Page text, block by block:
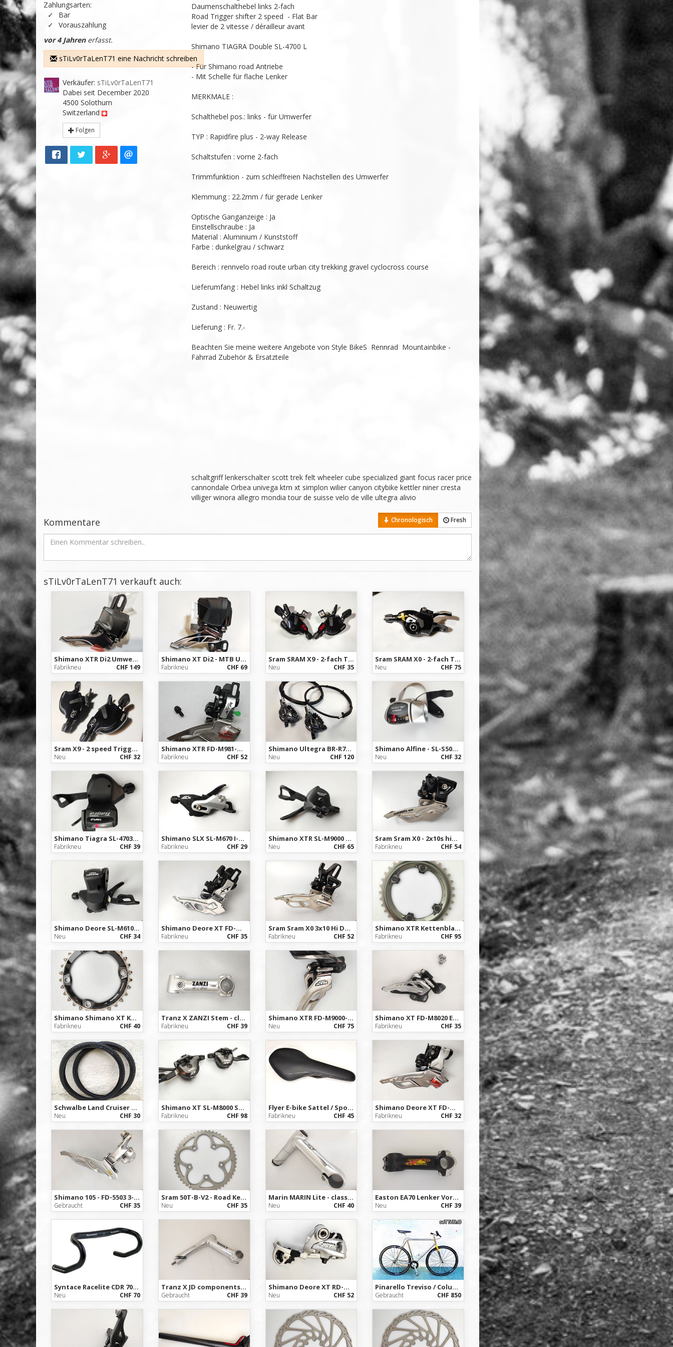
Daumenschalthebel links 2-fach
Road Trigger shifter 2 speed  - Flat Bar
levier de 2 vitesse / dérailleur avant
Shimano TIAGRA Double SL-4700 L
- Für Shimano road Antriebe
- Mit Schelle für flache Lenker
MERKMALE :
Schalthebel pos.: links - für Umwerfer
TYP : Rapidfire plus - 2-way Release
Schaltstufen : vorne 2-fach
Trimmfunktion - zum schleiffreien Nachstellen des Umwerfer
Klemmung : 22.2mm / für gerade Lenker
Optische Ganganzeige : Ja
Einstellschraube : Ja
Material : Aluminium / Kunststoff
Farbe : dunkelgrau / schwarz
Bereich : rennvelo road route urban city trekking gravel cyclocross course
Lieferumfang : Hebel links inkl Schaltzug
Zustand : Neuwertig
Lieferung : Fr. 7.-
Beachten Sie meine weitere Angebote von Style BikeS  Rennrad  Mountainbike -
Fahrrad Zubehör & Ersatzteile
schaltgriff lenkerschalter scott trek felt wheeler cube specialized giant focus racer price
cannondale Orbea univega ktm xt simplon wilier canyon citybike kettler niner cresta
villiger winora allegro mondia tour de suisse velo de ville ultegra alivio
Zahlungsarten:
Bar
Vorauszahlung
vor 4 Jahrenerfasst.
sTiLv0rTaLenT71 eine Nachricht schreiben
Verkäufer: sTiLv0rTaLenT71
Dabei seit December 2020
4500 Solothurn
Switzerland
Folgen
Kommentare Chronologisch Fresh
sTiLv0rTaLenT71 verkauft auch:
Shimano XTR Di2 Umwerfer FD-M9070 - 2x11-fach - NEU
Fabrikneu CHF 149
Shimano XT Di2 - MTB Umwerfer FD-M8070 - 2x11-fach - NEU
Fabrikneu CHF 69
Sram SRAM X9 - 2-fach Trigger Mountainbike Schalthebel links
Neu CHF 35
Sram SRAM X0 - 2-fach Trigger Mountainbike Schalthebel
Neu CHF 75
Sram X9 - 2 speed Trigger Mountainbike Schalthebel links
Neu CHF 32
Shimano XTR FD-M981-D - 3x10s MTB Umwerfer Derailleur NEU
Fabrikneu CHF 52
Shimano Ultegra BR-R785 Disc Brake Set / Bremssattel vorne +hinten
Neu CHF 120
Shimano Alfine - SL-S500 - 8-fach Schalthebel Nabenschaltung
Neu CHF 32
Shimano Tiagra SL-4703 triple Schalthebel links / left Shifter road
Fabrikneu CHF 39
Shimano SLX SL-M670 I-Spec 2/3-fach Schalthebel links / MTB left Shifter
Fabrikneu CHF 29
Shimano XTR SL-M9000 2/3-fach Schalthebel links MTB left Shifter
Neu CHF 65
Sram Sram X0 - 2x10s high clamp - MTB Umwerfer front Derailleur NEU
Fabrikneu CHF 54
Shimano Deore SL-M610 2/3-fach Schalthebel links / left Shifter
Neu CHF 34
Shimano Deore XT FD-M786-D 2x10s - Umwerfer / Front Dérailleur MTB
Fabrikneu CHF 35
Sram Sram X0 3x10 Hi DM high direct mount dual pull
Fabrikneu CHF 52
Shimano XTR Kettenblatt SM-CRM90 34T 1x11-fach - NEU
Fabrikneu CHF 95
Shimano Shimano XT Kettenblatt SM-CRM81 DCE 30T 1x11-fach - NEU
Fabrikneu CHF 40
Tranz X ZANZI Stem - classic Mountainbike Vorbau - NOS
Fabrikneu CHF 39
Shimano XTR FD-M9000-D 3x11s Umwerfer / Dérailleur MTB - NEU
Neu CHF 75
Shimano XT FD-M8020 E-type 2x11s - Umwerfer - NEU
Fabrikneu CHF 35
Schwalbe Land Cruiser active - 26x1.75 - K-Guard 3
Neu CHF 30
Shimano XT SL-M8000 Schalthebel 2/3x11-fach - MTB Shifters - NEU
Fabrikneu CHF 98
Flyer E-bike Sattel / Sportsattel - Herrensattel
Fabrikneu CHF 45
Shimano Deore XT FD-M771-10 / MTB Umwerfer / Dérailleur
Fabrikneu CHF 32
Shimano 105 - FD-5503 3-fach Rennrad Umwerfer / Derailleur
Gebraucht CHF 35
Sram 50T-B-V2 - Road Kettenblatt 50T Powerglide 10spd BCD 110/5
Neu CHF 35
Marin MARIN Lite - classic MTB Vorbau / Stem 25.4mm
Neu CHF 40
Easton EA70 Lenker Vorbau 110mm/ 26mm - road & MTB Stem
Neu CHF 39
Syntace Racelite CDR 7075 Road 31.8 Lenker Rennrad
Neu CHF 70
Tranz X JD components - classic Mountainbike Vorbau Quill Stem - 22.2mm
Gebraucht CHF 39
Shimano Deore XT RD-M761 9sp SGS Schaltwerk MTB rear Derailleur
Neu CHF 52
Pinarello Treviso / Columbus Steel Frame - Singlespeed Rennvelo
Gebraucht CHF 850